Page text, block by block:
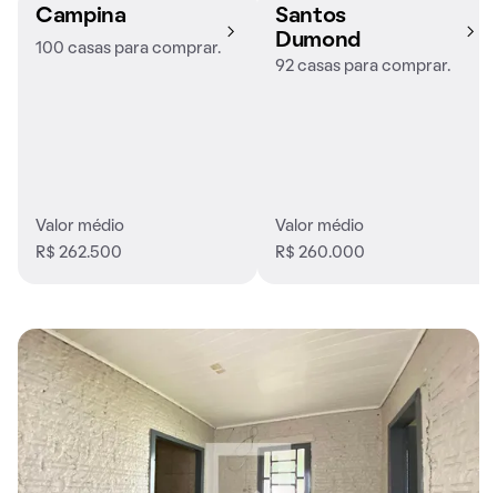
Campina
100 casas para comprar.
Valor médio
R$ 262.500
Santos
Dumond
92 casas para comprar.
Valor médio
R$ 260.000